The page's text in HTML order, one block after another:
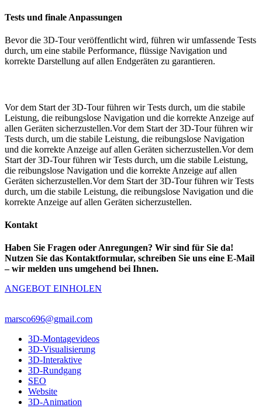
Tests und finale Anpassungen
Bevor die 3D-Tour veröffentlicht wird, führen wir umfassende Tests
durch, um eine stabile Performance, flüssige Navigation und
korrekte Darstellung auf allen Endgeräten zu garantieren.
Vor dem Start der 3D-Tour führen wir Tests durch, um die stabile
Leistung, die reibungslose Navigation und die korrekte Anzeige auf
allen Geräten sicherzustellen.Vor dem Start der 3D-Tour führen wir
Tests durch, um die stabile Leistung, die reibungslose Navigation
und die korrekte Anzeige auf allen Geräten sicherzustellen.Vor dem
Start der 3D-Tour führen wir Tests durch, um die stabile Leistung,
die reibungslose Navigation und die korrekte Anzeige auf allen
Geräten sicherzustellen.Vor dem Start der 3D-Tour führen wir Tests
durch, um die stabile Leistung, die reibungslose Navigation und die
korrekte Anzeige auf allen Geräten sicherzustellen.
Kontakt
Haben Sie Fragen oder Anregungen? Wir sind für Sie da!
Nutzen Sie das Kontaktformular, schreiben Sie uns eine E-Mail
– wir melden uns umgehend bei Ihnen.
ANGEBOT EINHOLEN
marsco696@gmail.com
3D-Montagevideos
3D-Visualisierung
3D-Interaktive
3D-Rundgang
SEO
Website
3D-Animation